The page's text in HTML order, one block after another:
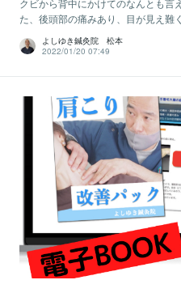
クビから背中にかけてのなんとも言
た、後頭部の痛みあり、目が見え難
よしゆき鍼灸院 松本
2022/01/20 07:49